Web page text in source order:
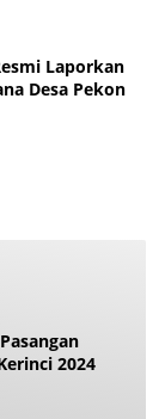
Laporkan
Desa Pekon
2024